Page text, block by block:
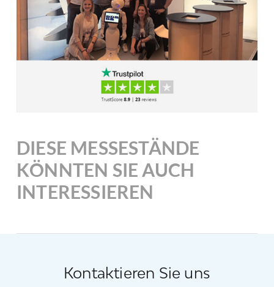
DIESE MESSESTÄNDE
KÖNNTEN SIE AUCH
INTERESSIEREN
Kontaktieren Sie uns